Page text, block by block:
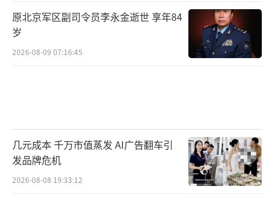
原北京军区副司令员李永金逝世 享年84
岁
2026-08-09 07:16:45
几元成本 千万市值蒸发 AI广告翻车引
发品牌危机
2026-08-08 19:33:12